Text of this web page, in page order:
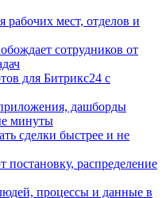
рабочих мест, отделов и
сотрудников от
для Битрикс24 с
дашборды
минуты
сделки быстрее и не
постановку, распределение
процессы и данные в